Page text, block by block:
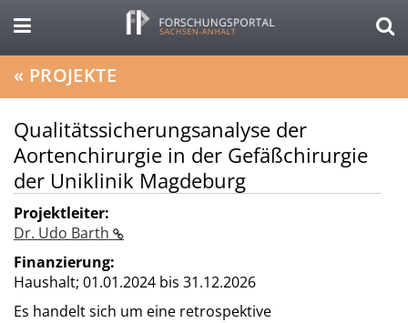
« PROJEKTE
Qualitätssicherungsanalyse der
Aortenchirurgie in der Gefäßchirurgie
der Uniklinik Magdeburg
Projektleiter:
Dr. Udo Barth
Finanzierung:
Haushalt; 01.01.2024 bis 31.12.2026
Es handelt sich um eine retrospektive